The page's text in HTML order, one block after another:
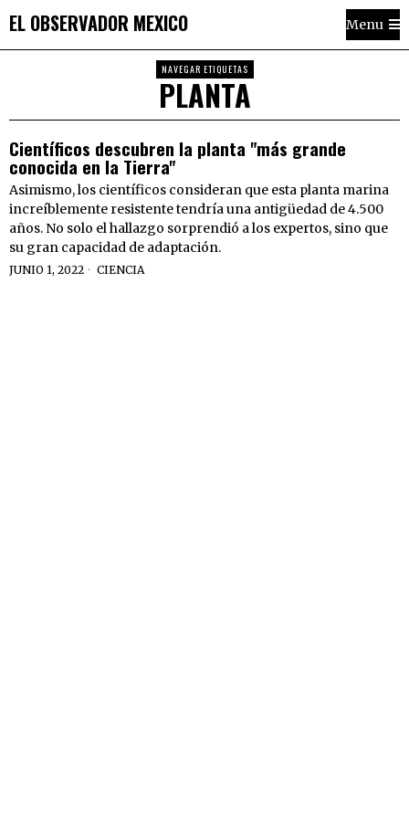
EL OBSERVADOR MEXICO Menu
NAVEGAR ETIQUETAS
PLANTA
Científicos descubren la planta "más grande
conocida en la Tierra"
Asimismo, los científicos consideran que esta planta marina
increíblemente resistente tendría una antigüedad de 4.500
años. No solo el hallazgo sorprendió a los expertos, sino que
su gran capacidad de adaptación.
JUNIO 1, 2022 CIENCIA